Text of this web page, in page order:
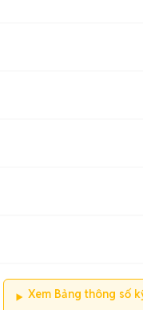
Xem Bảng thông số